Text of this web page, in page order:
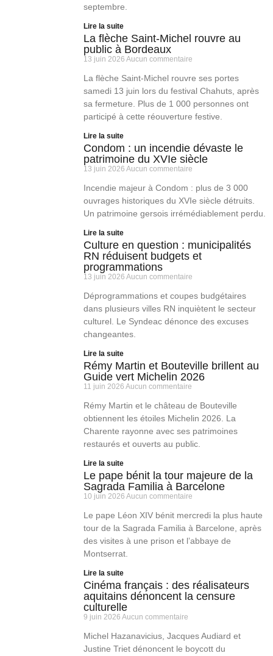
septembre.
Lire la suite
La flèche Saint-Michel rouvre au
public à Bordeaux
13 juin 2026 Aucun commentaire
La flèche Saint-Michel rouvre ses portes
samedi 13 juin lors du festival Chahuts, après
sa fermeture. Plus de 1 000 personnes ont
participé à cette réouverture festive.
Lire la suite
Condom : un incendie dévaste le
patrimoine du XVIe siècle
13 juin 2026 Aucun commentaire
Incendie majeur à Condom : plus de 3 000
ouvrages historiques du XVIe siècle détruits.
Un patrimoine gersois irrémédiablement perdu.
Lire la suite
Culture en question : municipalités
RN réduisent budgets et
programmations
13 juin 2026 Aucun commentaire
Déprogrammations et coupes budgétaires
dans plusieurs villes RN inquiètent le secteur
culturel. Le Syndeac dénonce des excuses
changeantes.
Lire la suite
Rémy Martin et Bouteville brillent au
Guide vert Michelin 2026
11 juin 2026 Aucun commentaire
Rémy Martin et le château de Bouteville
obtiennent les étoiles Michelin 2026. La
Charente rayonne avec ses patrimoines
restaurés et ouverts au public.
Lire la suite
Le pape bénit la tour majeure de la
Sagrada Familia à Barcelone
10 juin 2026 Aucun commentaire
Le pape Léon XIV bénit mercredi la plus haute
tour de la Sagrada Familia à Barcelone, après
des visites à une prison et l’abbaye de
Montserrat.
Lire la suite
Cinéma français : des réalisateurs
aquitains dénoncent la censure
culturelle
9 juin 2026 Aucun commentaire
Michel Hazanavicius, Jacques Audiard et
Justine Triet dénoncent le boycott du